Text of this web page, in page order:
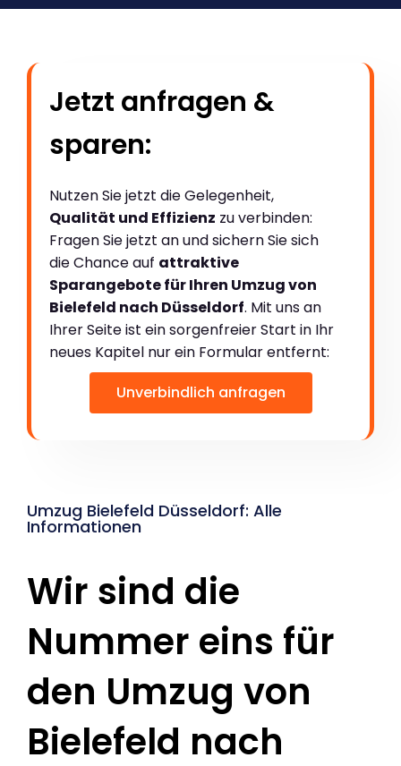
Jetzt anfragen &
sparen:
Nutzen Sie jetzt die Gelegenheit,
Qualität und Effizienz zu verbinden:
Fragen Sie jetzt an und sichern Sie sich
die Chance auf attraktive
Sparangebote für Ihren Umzug von
Bielefeld nach Düsseldorf. Mit uns an
Ihrer Seite ist ein sorgenfreier Start in Ihr
neues Kapitel nur ein Formular entfernt:
Unverbindlich anfragen
Umzug Bielefeld Düsseldorf: Alle
Informationen
Wir sind die
Nummer eins für
den Umzug von
Bielefeld nach